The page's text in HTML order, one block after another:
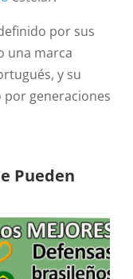
por sus
una marca
y su
generaciones
Pueden